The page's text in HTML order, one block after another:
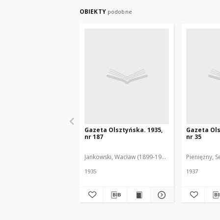
OBIEKTY podobne
Gazeta Olsztyńska. 1935,
nr 187
Jankowski, Wacław (1899-1975). Red.
1935
Gazeta
nr 35
Pieniężny,
1937